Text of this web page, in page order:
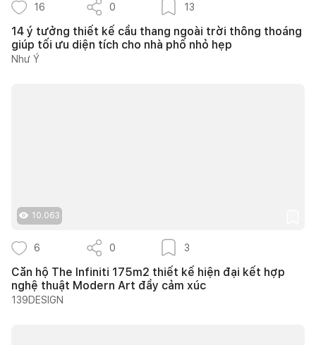
16 0 13
14 ý tưởng thiết kế cầu thang ngoài trời thông thoáng
giúp tối ưu diện tích cho nhà phố nhỏ hẹp
Như Ý
10.063
6 0 3
Căn hộ The Infiniti 175m2 thiết kế hiện đại kết hợp
nghệ thuật Modern Art đầy cảm xúc
139DESIGN